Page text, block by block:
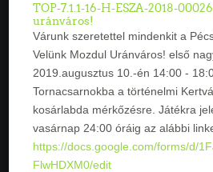
TOP-7.1.1-16-H-ESZA-2018-
uránváros!
Várunk szeretettel mindenkit a
Velünk Mozdul Uránváros! első
2019.augusztus 10.-én 14:00 -
Tornacsarnokba a történelmi
kosárlabda mérkőzésre. Játékra
vasárnap 24:00 óráig az alábbi
https://docs.google.com/forms/d/
FlwHDXM0/edit